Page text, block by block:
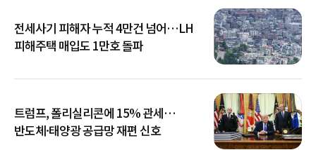
전세사기 피해자 누적 4만건 넘어…LH
피해주택 매입도 1만호 돌파
트럼프, 폴리실리콘에 15% 관세…
반도체·태양광 공급망 재편 신호